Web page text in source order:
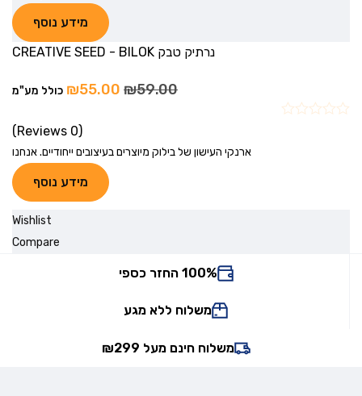
מידע נוסף
נרתיק טבק CREATIVE SEED - BILOK
₪59.00
₪55.00 כולל מע"מ
(0 Reviews)
ארנקי העישון של בילוק מיוצרים בעיצובים ייחודיים. אנחנו
מידע נוסף
Wishlist
Compare
100% החזר כספי
משלוח ללא מגע
משלוח חינם מעל ₪299